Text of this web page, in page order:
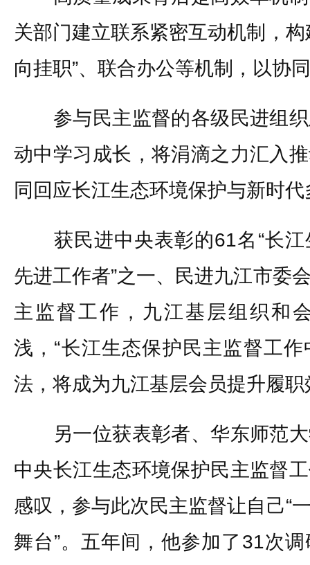
关部门建立联系紧密互动机制，
向挂职”、联合办公等机制，以协
参与民主监督的各级民进组织
动中学习成长，将涓滴之力汇入
同回应长江生态环境保护与新时
获民进中央表彰的61名“长江
先进工作者”之一、民进九江市委
主监督工作，九江基层组织和
浅，“长江生态保护民主监督工
法，将成为九江基层会员提升履职
另一位获表彰者、华东师范大
中央长江生态环境保护民主监督
感叹，参与此次民主监督让自己“
舞台”。五年间，他参加了31次